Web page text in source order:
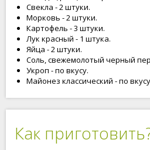
Свекла - 2 штуки.
Морковь - 2 штуки.
Картофель - 3 штуки.
Лук красный - 1 штука.
Яйца - 2 штуки.
Соль, свежемолотый черный
Укроп - по вкусу.
Майонез классический - по
Как